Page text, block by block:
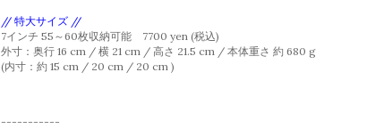
// 特大サイズ //
7インチ 55～60枚収納可能 7700 yen (税込)
外寸：奥行 16 cm / 横 21 cm / 高さ 21.5 cm / 本体重さ 約 680 g
(内寸：約 15 cm / 20 cm / 20 cm )
-----------